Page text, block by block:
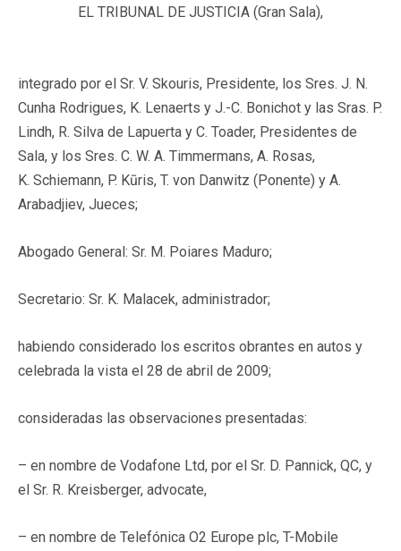
EL TRIBUNAL DE JUSTICIA (Gran Sala),
integrado por el Sr. V. Skouris, Presidente, los Sres. J. N.
Cunha Rodrigues, K. Lenaerts y J.-C. Bonichot y las Sras. P.
Lindh, R. Silva de Lapuerta y C. Toader, Presidentes de
Sala, y los Sres. C. W. A. Timmermans, A. Rosas,
K. Schiemann, P. Kūris, T. von Danwitz (Ponente) y A.
Arabadjiev, Jueces;
Abogado General: Sr. M. Poiares Maduro;
Secretario: Sr. K. Malacek, administrador;
habiendo considerado los escritos obrantes en autos y
celebrada la vista el 28 de abril de 2009;
consideradas las observaciones presentadas:
– en nombre de Vodafone Ltd, por el Sr. D. Pannick, QC, y
el Sr. R. Kreisberger, advocate,
– en nombre de Telefónica O2 Europe plc, T-Mobile